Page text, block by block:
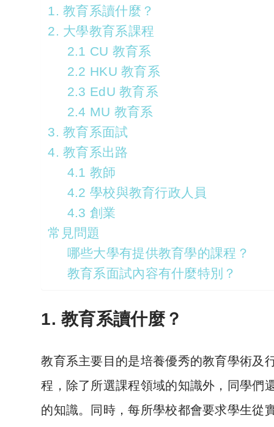
1. 教育系讀什麼？
2. 大學教育系課程
2.1 CU 教育系
2.2 HKU 教育系
2.3 EdU 教育系
2.4 MU 教育系
3. 教育系面試
4. 教育系出路
4.1 教師
4.2 學校與教育行政人員
4.3 創業
常見問題
哪些大學有提供教育學的課程？
教育系面試內容有什麼特別？
1. 教育系讀什麼？
教育系主要目的是培養優秀的教育學術及
程，除了所選課程領域的知識外，同學們
的知識。同時，每所學校都會要求學生從